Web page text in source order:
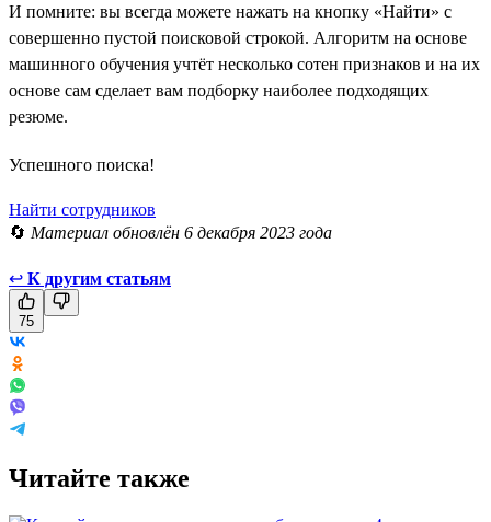
И помните: вы всегда можете нажать на кнопку «Найти» с
совершенно пустой поисковой строкой. Алгоритм на основе
машинного обучения учтёт несколько сотен признаков и на их
основе сам сделает вам подборку наиболее подходящих
резюме.
Успешного поиска!
Найти сотрудников
🔄 Материал обновлён 6 декабря 2023 года
↩ К другим статьям
75
Читайте также